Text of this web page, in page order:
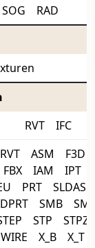
RAD
RVT IFC
RVT ASM
FBX IAM IPT
PRT
SMB
STP
WIRE X_B X_T